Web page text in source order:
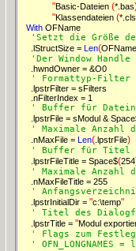
"Basic-Dateien (*.bas
"Klassendateien (*.cls
With OFName
'Setzt die Größe
  .lStructSize =
Len(OFName
'Der Window
  .hwndOwner = &O0
' Formattyp-
  .lpstrFilter = sFilters
  .nFilterIndex = 1
' Buffer für
.lpstrFile = sModul &
' Maximale Anzahl
  .nMaxFile =
Len(.lpstrFile)
' Buffer für Titel
  .lpstrFileTitle = Space$
(254
' Maximale
  .nMaxFileTitle = 255
'
  .lpstrInitialDir =
"c:\temp"
' Titel des
  .lpstrTitle =
"Modul
' Flags zum
'